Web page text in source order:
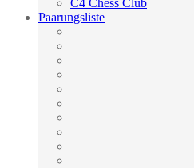
Paarungsliste